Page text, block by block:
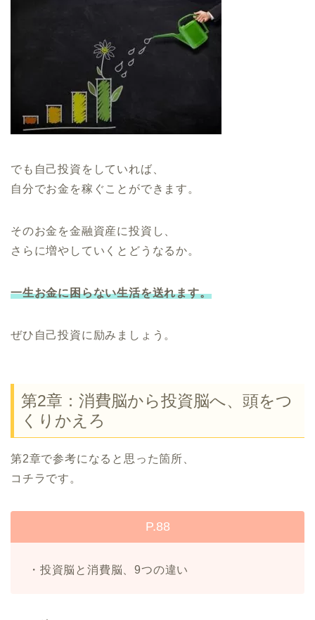
でも自己投資をしていれば、
自分でお金を稼ぐことができます。
そのお金を金融資産に投資し、
さらに増やしていくとどうなるか。
一生お金に困らない生活を送れます。
ぜひ自己投資に励みましょう。
第2章：消費脳から投資脳へ、頭をつ
くりかえろ
第2章で参考になると思った箇所、
コチラです。
P.88
・投資脳と消費脳、9つの違い